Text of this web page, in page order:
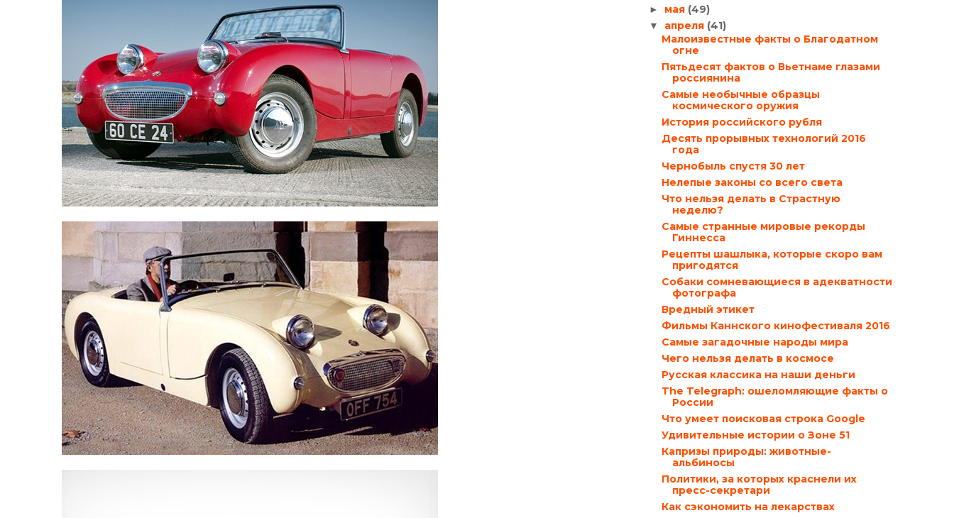
► мая (49)
▼ апреля (41)
Малоизвестные факты о Благодатном
огне
Пятьдесят фактов о Вьетнаме глазами
россиянина
Самые необычные образцы
космического оружия
История российского рубля
Десять прорывных технологий 2016
года
Чернобыль спустя 30 лет
Нелепые законы со всего света
Что нельзя делать в Страстную
неделю?
Самые странные мировые рекорды
Гиннесса
Рецепты шашлыка, которые скоро вам
пригодятся
Собаки сомневающиеся в адекватности
фотографа
Вредный этикет
Фильмы Каннского кинофестиваля 2016
Самые загадочные народы мира
Чего нельзя делать в космосе
Русская классика на наши деньги
The Telegraph: ошеломляющие факты о
России
Что умеет поисковая строка Google
Удивительные истории о Зоне 51
Капризы природы: животные-
альбиносы
Политики, за которых краснели их
пресс-секретари
Как сэкономить на лекарствах